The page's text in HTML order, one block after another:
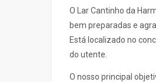
O Lar Cantinho da
bem preparadas e
Está localizado no
do utente.
O nosso principal